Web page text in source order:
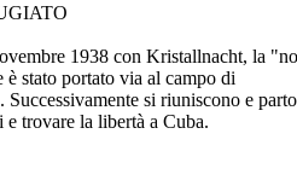
1938 con Kristallnacht, la
stato portato via al campo di
Successivamente si riuniscono e
trovare la libertà a Cuba.